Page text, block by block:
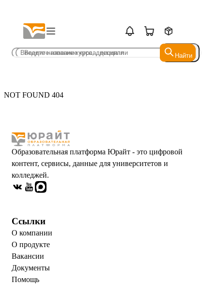
Найти
Найти
NOT FOUND 404
Образовательная платформа Юрайт - это цифровой
контент, сервисы, данные для университетов и
колледжей.
Ссылки
О компании
О продукте
Вакансии
Документы
Помощь